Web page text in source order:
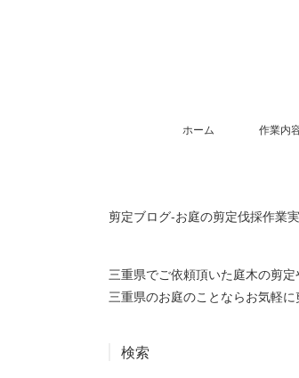
ホーム 作業内
剪定ブログ-お庭の剪定伐採作業
三重県でご依頼頂いた庭木の剪
三重県のお庭のことならお気軽に
検索